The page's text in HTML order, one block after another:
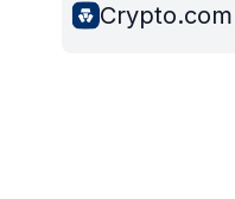
Crypto.com